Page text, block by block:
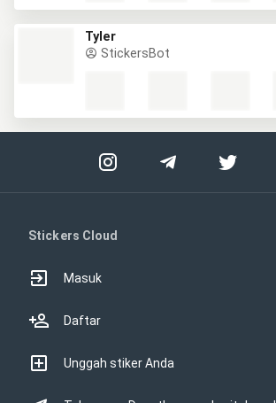
Tyler
StickersBot
Stickers Cloud
Masuk
Daftar
Unggah stiker Anda